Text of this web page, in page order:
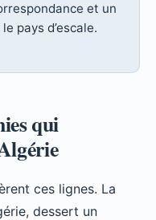
et un
pays d’escale.
qui
ces lignes. La
dessert un